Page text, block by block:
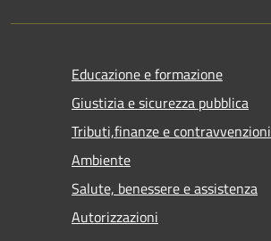
Educazione e formazione
Giustizia e sicurezza pubblica
Tributi,finanze e contravvenzioni
Ambiente
Salute, benessere e assistenza
Autorizzazioni